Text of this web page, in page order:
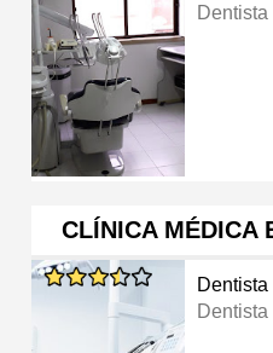
Dentista
CLÍNICA MÉDICA
Dentista
Dentista